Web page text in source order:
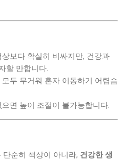
보다 확실히 비싸지만, 건강과
할 만합니다.
두 무거워 혼자 이동하기 어렵습
으면 높이 조절이 불가능합니다.
단순히 책상이 아니라, 건강한 생